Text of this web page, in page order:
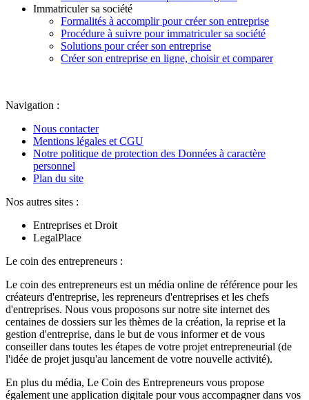
Immatriculer sa société
Formalités à accomplir pour créer son entreprise
Procédure à suivre pour immatriculer sa société
Solutions pour créer son entreprise
Créer son entreprise en ligne, choisir et comparer
Navigation :
Nous contacter
Mentions légales et CGU
Notre politique de protection des Données à caractère
personnel
Plan du site
Nos autres sites :
Entreprises et Droit
LegalPlace
Le coin des entrepreneurs :
Le coin des entrepreneurs est un média online de référence pour les
créateurs d'entreprise, les repreneurs d'entreprises et les chefs
d'entreprises. Nous vous proposons sur notre site internet des
centaines de dossiers sur les thèmes de la création, la reprise et la
gestion d'entreprise, dans le but de vous informer et de vous
conseiller dans toutes les étapes de votre projet entrepreneurial (de
l'idée de projet jusqu'au lancement de votre nouvelle activité).
En plus du média, Le Coin des Entrepreneurs vous propose
également une application digitale pour vous accompagner dans vos